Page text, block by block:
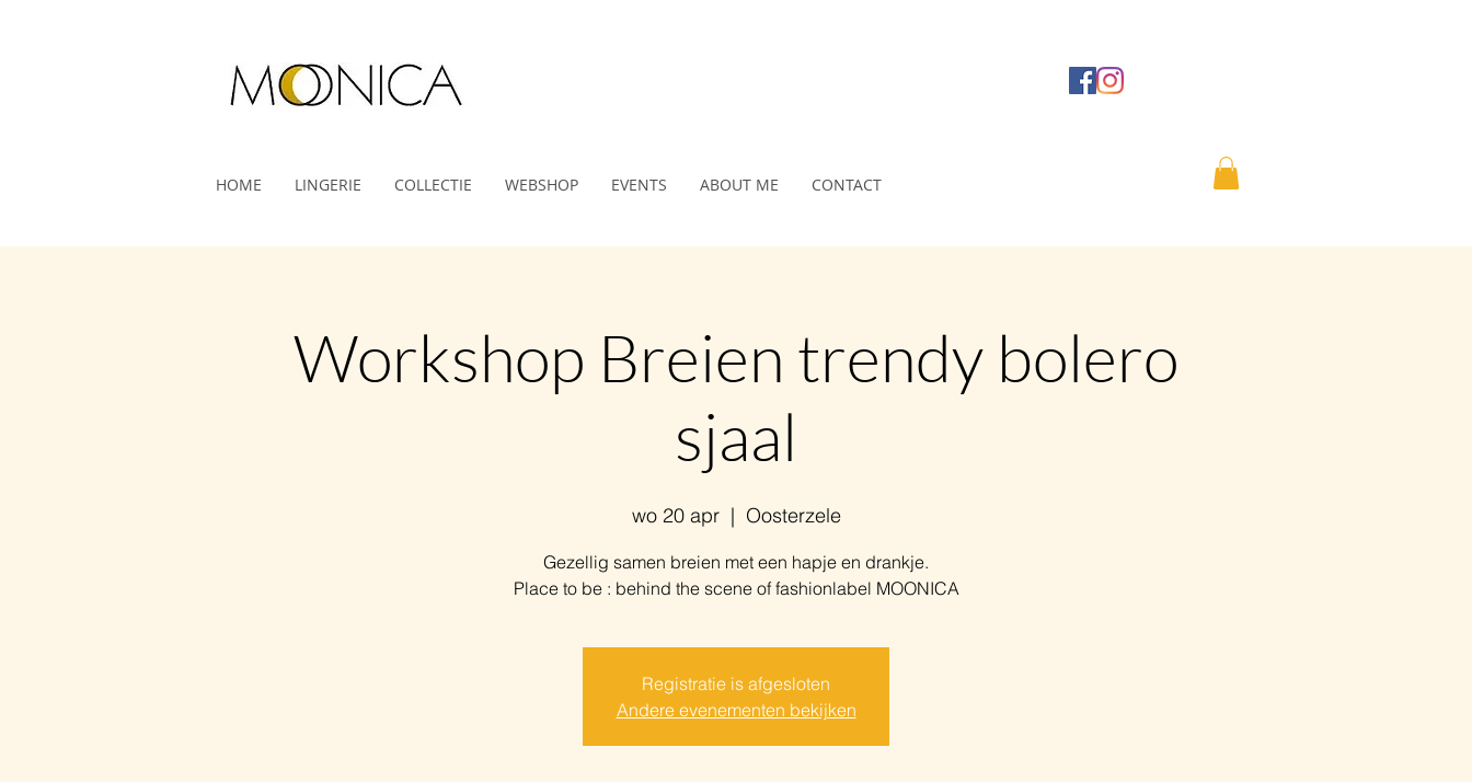
HOME LINGERIE COLLECTIE WEBSHOP EVENTS ABOUT ME CONTACT
Workshop Breien trendy bolero
sjaal
wo 20 apr
  |
Oosterzele
Gezellig samen breien met een hapje en drankje.
Place to be : behind the scene of fashionlabel MOONICA
Registratie is afgesloten
Andere evenementen bekijken